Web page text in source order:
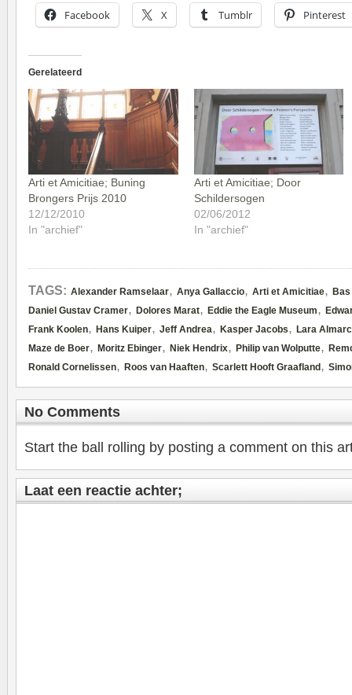
Facebook X Tumblr Pinterest
Gerelateerd
Arti et Amicitiae; Buning
Brongers Prijs 2010
12/12/2010
In "archief"
Arti et Amicitiae; Door
Schildersogen
02/06/2012
In "archief"
TAGS: Alexander Ramselaar, Anya Gallaccio, Arti et Amicitiae, Bas
Daniel Gustav Cramer, Dolores Marat, Eddie the Eagle Museum,
Frank Koolen, Hans Kuiper, Jeff Andrea, Kasper Jacobs, Lara
Maze de Boer, Moritz Ebinger, Niek Hendrix, Philip van Wolputte,
Ronald Cornelissen, Roos van Haaften, Scarlett Hooft Graafland,
No Comments
Start the ball rolling by posting a comment on this
Laat een reactie achter;